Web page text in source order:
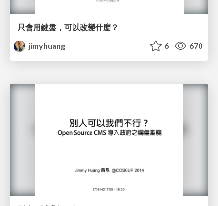
只會用鍵盤，可以改變什麼？
jimyhuang
6 670